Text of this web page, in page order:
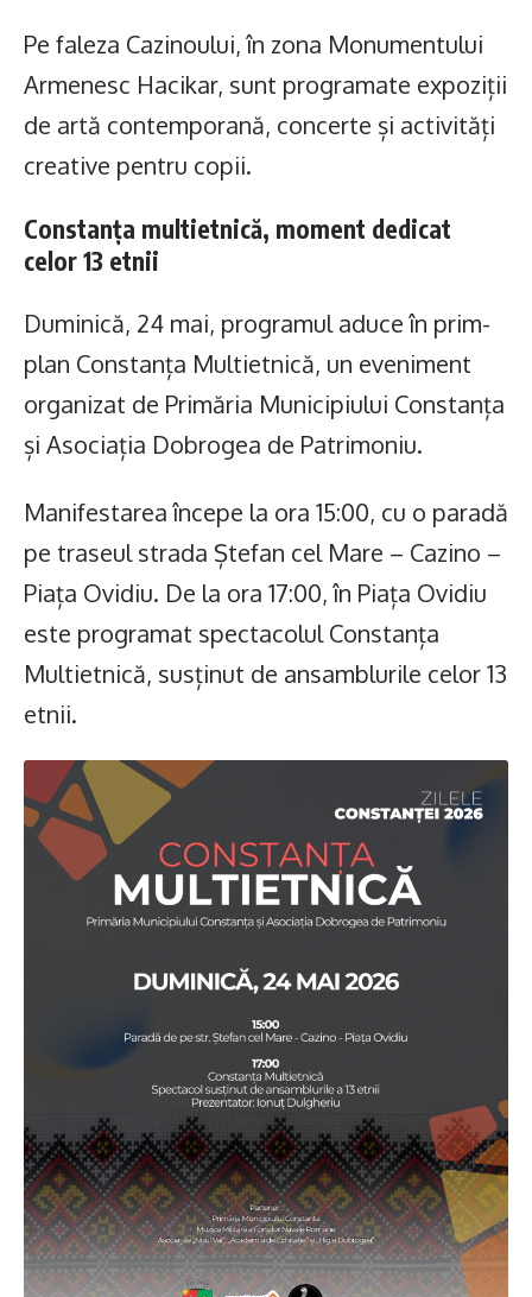
Pe faleza Cazinoului, în zona Monumentului
Armenesc Hacikar, sunt programate expoziții
de artă contemporană, concerte și activități
creative pentru copii.
Constanța multietnică, moment dedicat
celor 13 etnii
Duminică, 24 mai, programul aduce în prim-
plan Constanța Multietnică, un eveniment
organizat de Primăria Municipiului Constanța
și Asociația Dobrogea de Patrimoniu.
Manifestarea începe la ora 15:00, cu o paradă
pe traseul strada Ștefan cel Mare – Cazino –
Piața Ovidiu. De la ora 17:00, în Piața Ovidiu
este programat spectacolul Constanța
Multietnică, susținut de ansamblurile celor 13
etnii.